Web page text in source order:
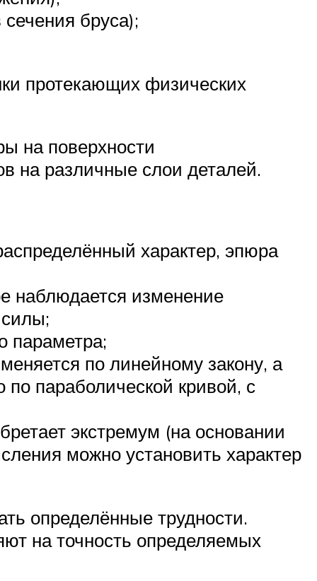
бруса);
протекающих физических
на поверхности
на различные слои деталей.
характер, эпюра
наблюдается изменение
параметра;
по линейному закону, а
по параболической кривой, с
экстремум (на основании
можно установить характер
определённые трудности.
на точность определяемых